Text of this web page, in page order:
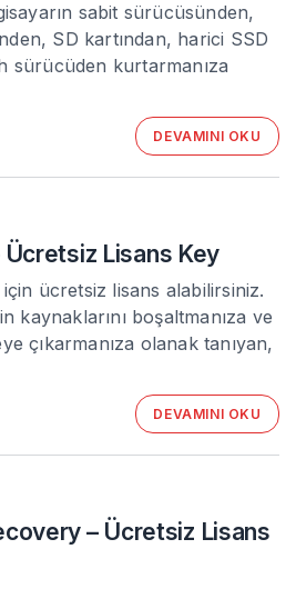
sabit sürücüsünden,
SD kartından, harici SSD
sürücüden kurtarmanıza
DEVAMINI OKU
Ücretsiz Lisans Key
ücretsiz lisans alabilirsiniz.
kaynaklarını boşaltmanıza ve
çıkarmanıza olanak tanıyan,
DEVAMINI OKU
– Ücretsiz Lisans